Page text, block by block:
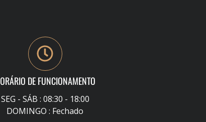
DE FUNCIONAMENTO
SEG - SÁB : 08:30 - 18:00
DOMINGO : Fechado